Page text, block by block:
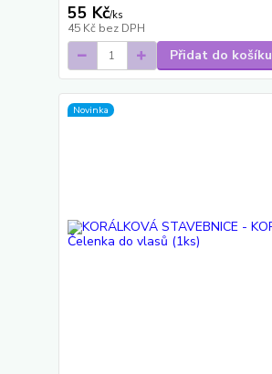
55 Kč/ks
45 Kč bez DPH
Přidat do košíku
Novinka